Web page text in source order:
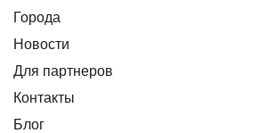
Города
Новости
Для партнеров
Контакты
Блог